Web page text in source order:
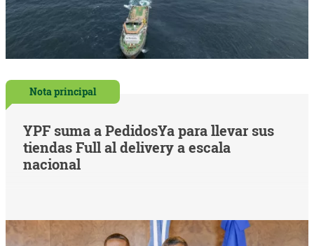
Nota principal
YPF suma a PedidosYa para llevar sus
tiendas Full al delivery a escala
nacional